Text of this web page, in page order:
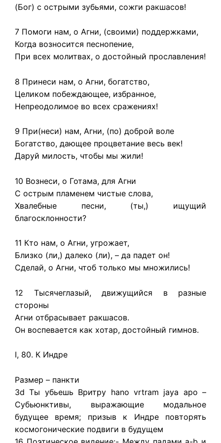
(Бог) с острыми зубьями, сожги ракшасов!
7 Помоги нам, о Агни, (своими) поддержками,
Когда возносится песнопение,
При всех молитвах, о достойный прославления!
8 Принеси нам, о Агни, богатство,
Целиком побеждающее, избранное,
Непреодолимое во всех сражениях!
9 При(неси) нам, Агни, (по) доброй воле
Богатство, дающее процветание весь век!
Даруй милость, чтобы мы жили!
10 Вознеси, о Готама, для Агни
С острым пламенем чистые слова,
Хвалебные песни, (ты,) ищущий
благосклонности?
11 Кто нам, о Агни, угрожает,
Близко (ли,) далеко (ли), – да падет он!
Сделай, о Агни, чтоб только мы множились!
12 Тысячеглазый, движущийся в разные
стороны
Агни отбрасывает ракшасов.
Он воспевается как хотар, достойный гимнов.
I, 80. К Индре
Размер – панкти
3d Ты убьешь Вритру hano vrtram jaya apo –
Субьюнктивы, выражающие модальное
будущее время; призыв к Индре повторять
космогонические подвиги в будущем